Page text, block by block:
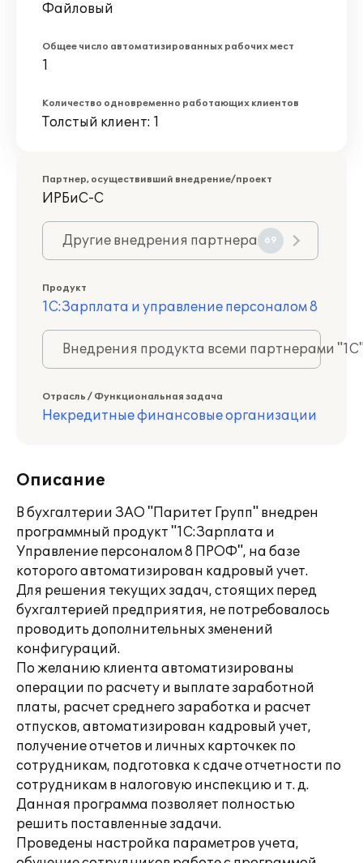
Файловый
Общее число автоматизированных рабочих мест
1
Количество одновременно работающих клиентов
Толстый клиент: 1
Партнер, осуществивший внедрение/проект
ИРБиС-С
Другие внедрения партнера 69
Продукт
1С:Зарплата и управление персоналом 8
Внедрения продукта всеми партнерами
Отрасль / Функциональная задача
Некредитные финансовые организации
Описание
В бухгалтерии ЗАО "Паритет Групп" внедрен
программный продукт "1С:Зарплата и
Управление персоналом 8 ПРОФ", на базе
которого автоматизирован кадровый учет.
Для решения текущих задач, стоящих перед
бухгалтерией предприятия, не потребовалось
проводить дополнительных зменений
конфигураций.
По желанию клиента автоматизированы
операции по расчету и выплате заработной
платы, расчет среднего заработка и расчет
отпусков, автоматизирован кадровый учет,
получение отчетов и личных карточкек по
сотрудникам, подготовка к сдаче отчетности по
сотрудникам в налоговую инспекцию и т. д.
Данная программа позволяет полностью
решить поставленные задачи.
Проведены настройка параметров учета,